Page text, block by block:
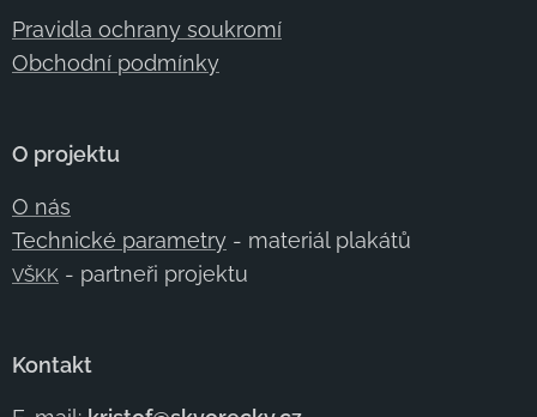
Pravidla ochrany soukromí
Obchodní podmínky
O projektu
O nás
Technické parametry - materiál plakátů
VŠKK - partneři projektu
Kontakt